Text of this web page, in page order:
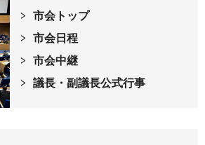
市会トップ
市会日程
市会中継
議長・副議長公式行事